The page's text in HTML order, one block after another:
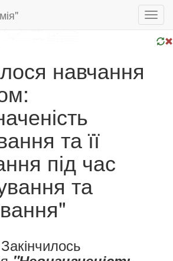
навчання
та її
під час
та
Закінчилось